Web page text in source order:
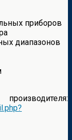
приборов
диапазонов